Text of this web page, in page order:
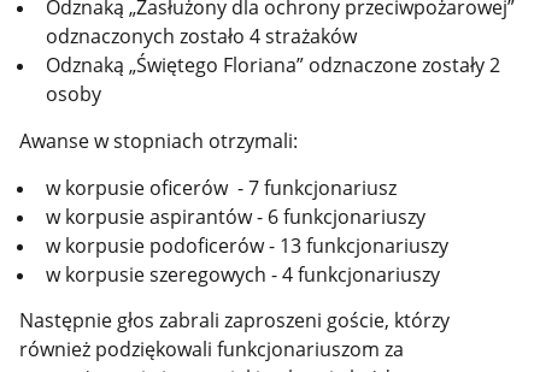
Odznaką „Zasłużony dla ochrony przeciwpożarowej”
odznaczonych zostało 4 strażaków
Odznaką „Świętego Floriana” odznaczone zostały 2
osoby
Awanse w stopniach otrzymali:
w korpusie oficerów - 7 funkcjonariusz
w korpusie aspirantów - 6 funkcjonariuszy
w korpusie podoficerów - 13 funkcjonariuszy
w korpusie szeregowych - 4 funkcjonariuszy
Następnie głos zabrali zaproszeni goście, którzy
również podziękowali funkcjonariuszom za